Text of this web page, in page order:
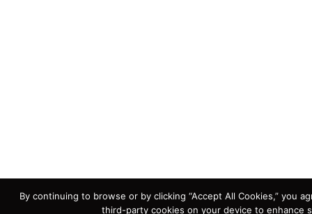
By continuing to browse or by clicking “Accept All Cookies,” you
third-party cookies on your device to enhance